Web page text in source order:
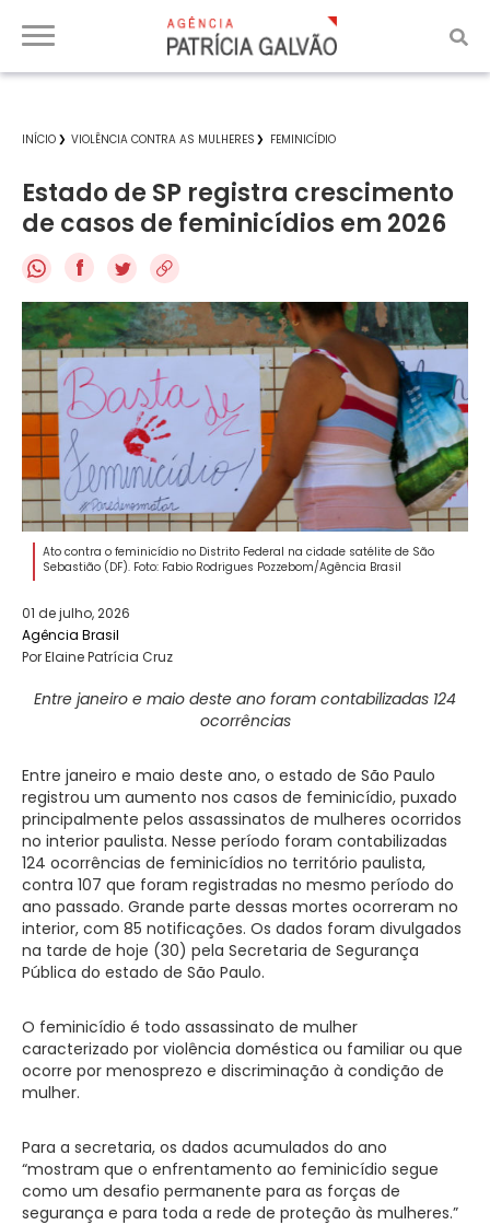
INÍCIO VIOLÊNCIA CONTRA AS MULHERES FEMINICÍDIO
Estado de SP registra crescimento
de casos de feminicídios em 2026
f
Ato contra o feminicídio no Distrito Federal na cidade satélite de São
Sebastião (DF). Foto: Fabio Rodrigues Pozzebom/Agência Brasil
01 de julho, 2026
Agência Brasil
Por Elaine Patrícia Cruz
Entre janeiro e maio deste ano foram contabilizadas 124
ocorrências
Entre janeiro e maio deste ano, o estado de São Paulo
registrou um aumento nos casos de feminicídio, puxado
principalmente pelos assassinatos de mulheres ocorridos
no interior paulista. Nesse período foram contabilizadas
124 ocorrências de feminicídios no território paulista,
contra 107 que foram registradas no mesmo período do
ano passado. Grande parte dessas mortes ocorreram no
interior, com 85 notificações. Os dados foram divulgados
na tarde de hoje (30) pela Secretaria de Segurança
Pública do estado de São Paulo.
O feminicídio é todo assassinato de mulher
caracterizado por violência doméstica ou familiar ou que
ocorre por menosprezo e discriminação à condição de
mulher.
Para a secretaria, os dados acumulados do ano
“mostram que o enfrentamento ao feminicídio segue
como um desafio permanente para as forças de
segurança e para toda a rede de proteção às mulheres.”